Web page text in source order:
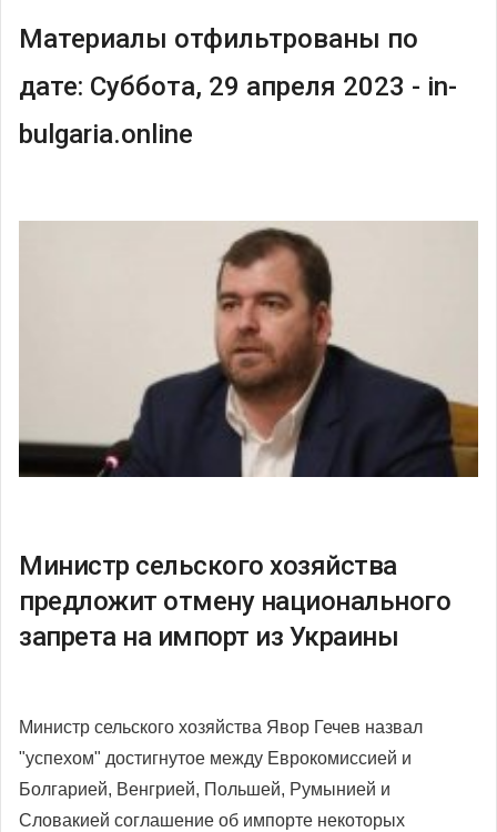
Материалы отфильтрованы по
дате: Суббота, 29 апреля 2023 - in-
bulgaria.online
Министр сельского хозяйства
предложит отмену национального
запрета на импорт из Украины
Министр сельского хозяйства Явор Гечев назвал
"успехом" достигнутое между Еврокомиссией и
Болгарией, Венгрией, Польшей, Румынией и
Словакией соглашение об импорте некоторых